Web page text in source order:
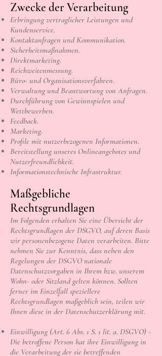
Zwecke der Verarbeitung
Erbringung vertraglicher Leistungen und
Kundenservice.
Kontaktanfragen und Kommunikation.
Sicherheitsmaßnahmen.
Direktmarketing.
Reichweitenmessung.
Büro- und Organisationsverfahren.
Verwaltung und Beantwortung von Anfragen.
Durchführung von Gewinnspielen und
Wettbewerben.
Feedback.
Marketing.
Profile mit nutzerbezogenen Informationen.
Bereitstellung unseres Onlineangebotes und
Nutzerfreundlichkeit.
Informationstechnische Infrastruktur.
Maßgebliche
Rechtsgrundlagen
Im Folgenden erhalten Sie eine Übersicht der
Rechtsgrundlagen der DSGVO, auf deren Basis
wir personenbezogene Daten verarbeiten. Bitte
nehmen Sie zur Kenntnis, dass neben den
Regelungen der DSGVO nationale
Datenschutzvorgaben in Ihrem bzw. unserem
Wohn- oder Sitzland gelten können. Sollten
ferner im Einzelfall speziellere
Rechtsgrundlagen maßgeblich sein, teilen wir
Ihnen diese in der Datenschutzerklärung mit.
Einwilligung (Art. 6 Abs. 1 S. 1 lit. a. DSGVO) -
Die betroffene Person hat ihre Einwilligung in
die Verarbeitung der sie betreffenden